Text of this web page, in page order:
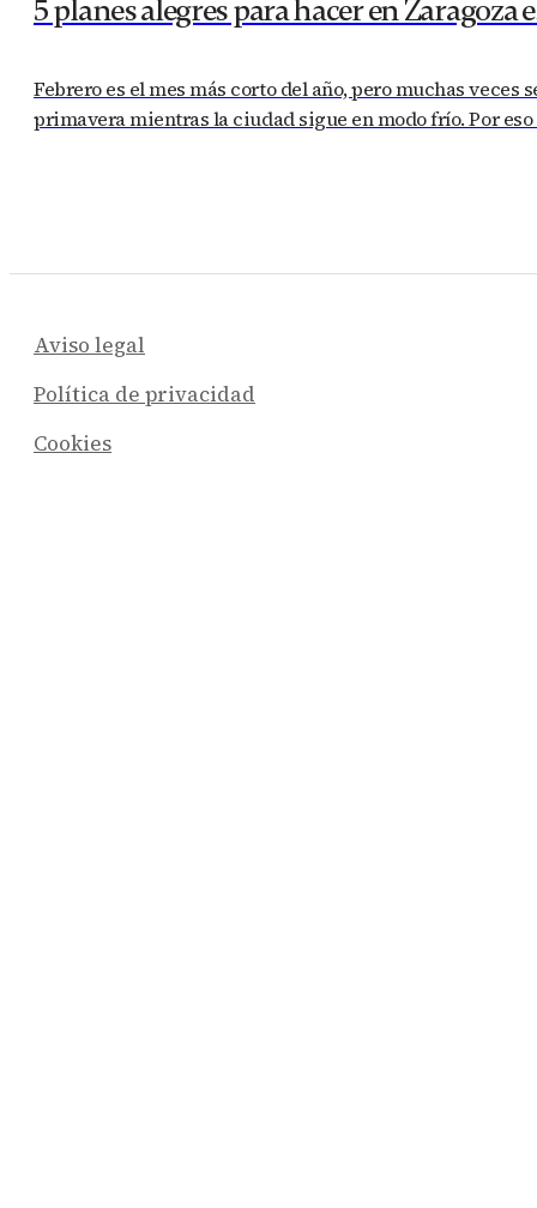
5 planes alegres para hacer en Zaragoza
Febrero es el mes más corto del año, pero muchas
primavera mientras la ciudad sigue en modo frío. Por
Aviso legal
Política de privacidad
Cookies